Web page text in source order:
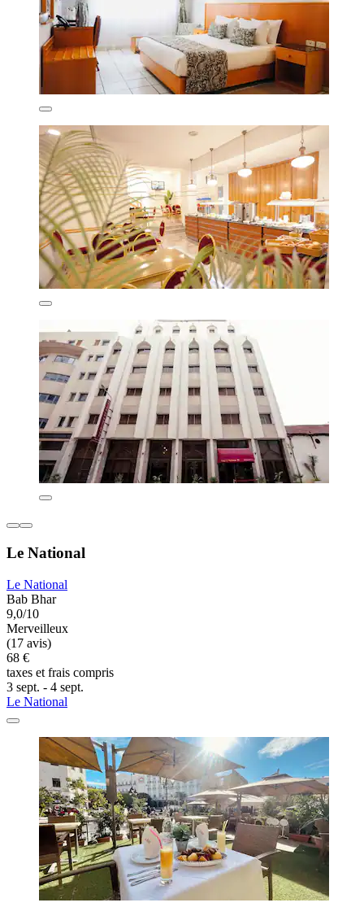
Le National
Le National
Bab Bhar
9,0/10
Merveilleux
(17 avis)
68 €
taxes et frais compris
3 sept. - 4 sept.
Le National